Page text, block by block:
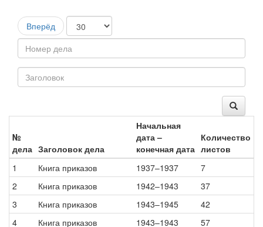
Вперёд
№
дела Заголовок дела
Начальная
дата –
конечная дата
Количество
листов
1
Книга приказов 1937–1937
7
2
Книга приказов 1942–1943
37
3
Книга приказов 1943–1945
42
4
Книга приказов 1943–1943
57